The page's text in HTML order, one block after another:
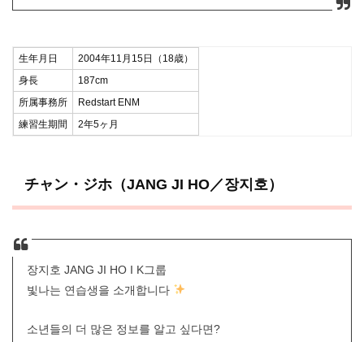
生年月日
2004年11月15日（18歳）
身長
187cm
所属事務所
Redstart ENM
練習生期間
2年5ヶ月
チャン・ジホ（JANG JI HO／장지호）
장지호 JANG JI HO I K그룹
빛나는 연습생을 소개합니다
소년들의 더 많은 정보를 알고 싶다면?